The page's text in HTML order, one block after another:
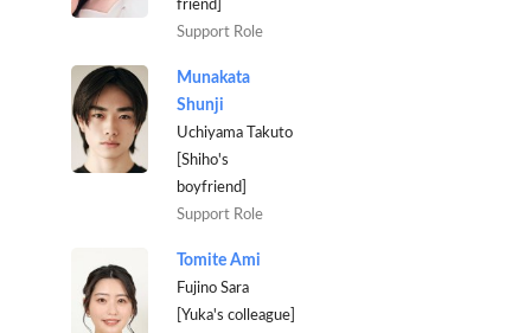
friend]
Support Role
Munakata
Shunji
Uchiyama Takuto
[Shiho's
boyfriend]
Support Role
Tomite Ami
Fujino Sara
[Yuka's colleague]